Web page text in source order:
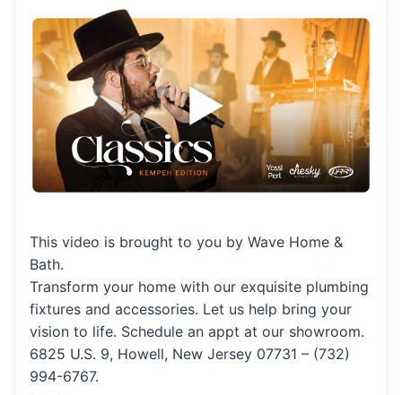
at
s
A
p
p
ai
l
ai
l
ar
e
This video is brought to you by Wave Home &
Bath.
Transform your home with our exquisite plumbing
fixtures and accessories. Let us help bring your
vision to life. Schedule an appt at our showroom.
6825 U.S. 9, Howell, New Jersey 07731 – (732)
994-6767.